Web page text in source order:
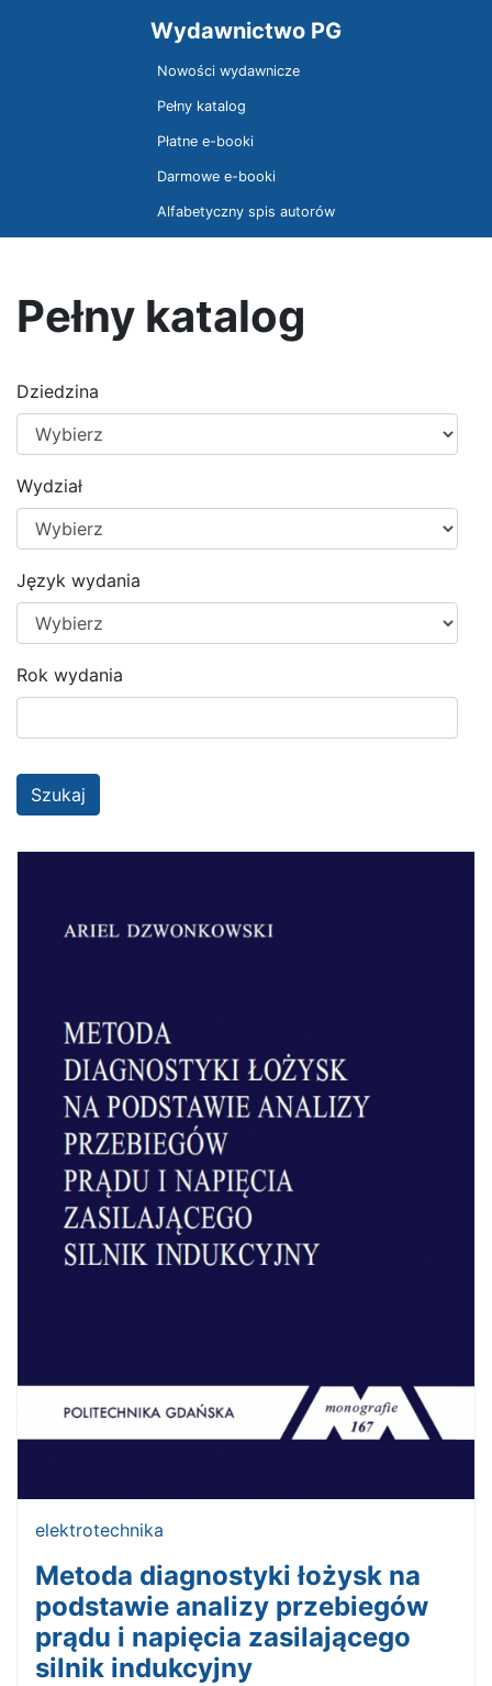
Wydawnictwo PG
Nowości wydawnicze
Pełny katalog
Płatne e-booki
Darmowe e-booki
Alfabetyczny spis autorów
Pełny katalog
Dziedzina
Wydział
Język wydania
Rok wydania
Szukaj
elektrotechnika
Metoda diagnostyki łożysk na
podstawie analizy przebiegów
prądu i napięcia zasilającego
silnik indukcyjny